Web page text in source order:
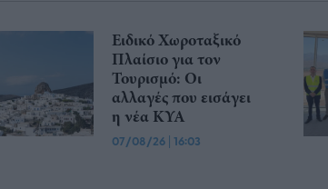
Ειδικό Χωροταξικό
Πλαίσιο για τον
Τουρισμό: Οι
αλλαγές που εισάγει
η νέα ΚΥΑ
07/08/26 | 16:03